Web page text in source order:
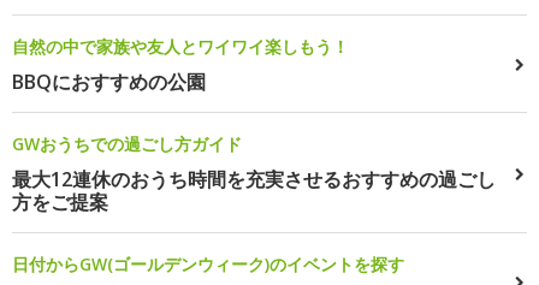
自然の中で家族や友人とワイワイ楽しもう！
BBQにおすすめの公園
GWおうちでの過ごし方ガイド
最大12連休のおうち時間を充実させるおすすめの過ごし
方をご提案
日付からGW(ゴールデンウィーク)のイベントを探す